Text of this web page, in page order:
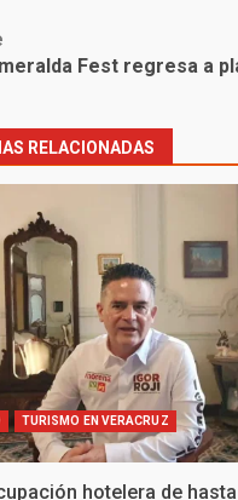
Fest regresa a
RELACIONADAS
TURISMO EN VERACRUZ
hotelera de